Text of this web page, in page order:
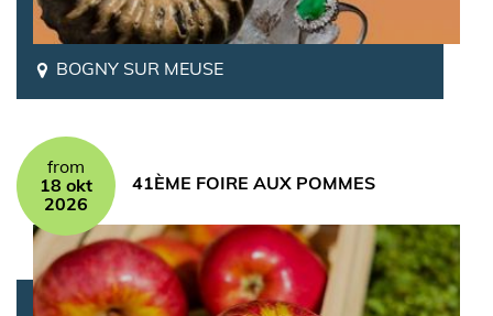
BOGNY SUR MEUSE
from
18 okt
2026
41ÈME FOIRE AUX POMMES